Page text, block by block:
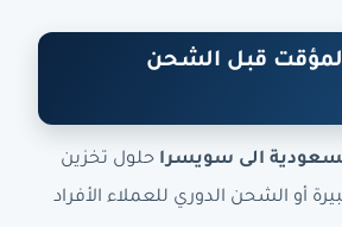
قبل الشحن
الى سويسرا حلول تخزين
أو الشحن الدوري للعملاء الأفراد